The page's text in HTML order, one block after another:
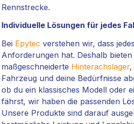
Rennstrecke.
Individuelle Lösungen für jedes
Bei Epytec verstehen wir, dass
Anforderungen hat. Deshalb
maßgeschneiderte Hinterachslager,
Fahrzeug und deine Bedürfnisse
ob du ein klassisches Modell oder
fährst, wir haben die passenden
Unsere Produkte sind darauf